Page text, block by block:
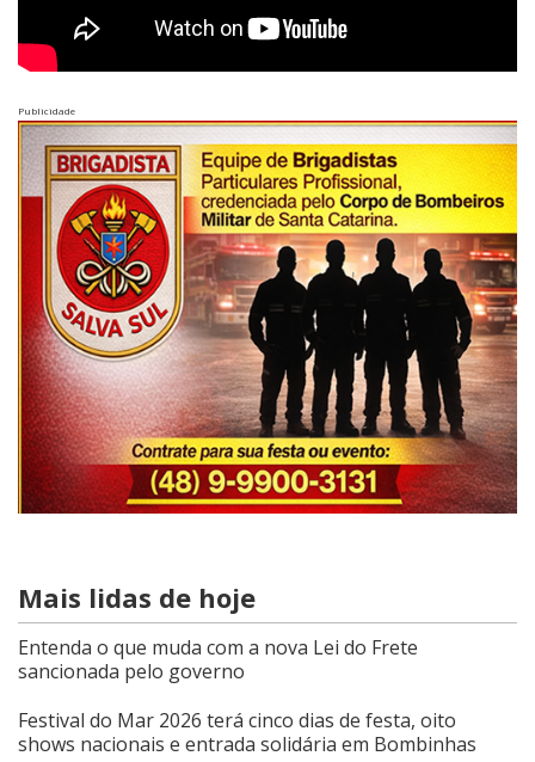
Publicidade
Mais lidas de hoje
Entenda o que muda com a nova Lei do Frete
sancionada pelo governo
Festival do Mar 2026 terá cinco dias de festa, oito
shows nacionais e entrada solidária em Bombinhas